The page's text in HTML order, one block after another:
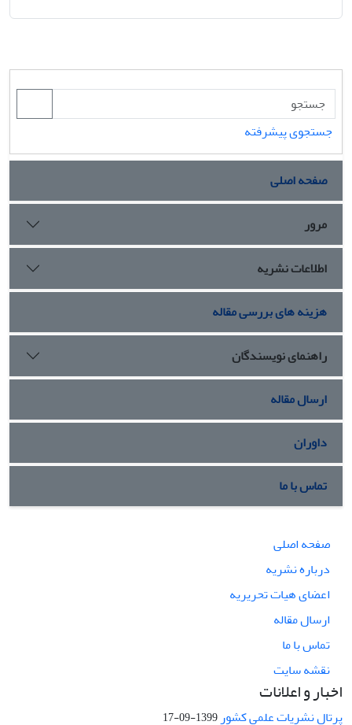
جستجوی پیشرفته
صفحه اصلی
مرور
اطلاعات نشریه
هزینه های بررسی مقاله
راهنمای نویسندگان
ارسال مقاله
داوران
تماس با ما
صفحه اصلی
درباره نشریه
اعضای هیات تحریریه
ارسال مقاله
تماس با ما
نقشه سایت
اخبار و اعلانات
پرتال نشریات علمی کشور1399-09-17